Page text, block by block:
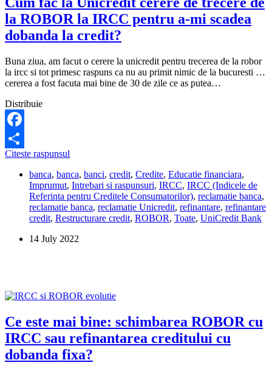
la ROBOR la IRCC pentru a-mi scadea
dobanda la credit?
Buna ziua, am facut o cerere la unicredit pentru trecerea de la robor
la ircc si tot primesc raspuns ca nu au primit nimic de la bucuresti …
cererea a fost facuta mai bine de 30 de zile ce as putea…
Distribuie
Facebook
Share
Citeste raspunsul
la
Unicredit
cerere
de
trecere
la
a-
scadea
dobanda
la
credit?
banca, banca, banci, credit, Credite, Educatie financiara,
Imprumut, Intrebari si raspunsuri, IRCC, IRCC (Indicele de
Referinta pentru Creditele Consumatorilor), reclamatie banca,
reclamatie banca, reclamatie Unicredit, refinantare, refinantare
credit, Restructurare credit, ROBOR, Toate, UniCredit Bank
14 July 2022
Ce este mai bine: schimbarea ROBOR cu
IRCC sau refinantarea creditului cu
dobanda fixa?